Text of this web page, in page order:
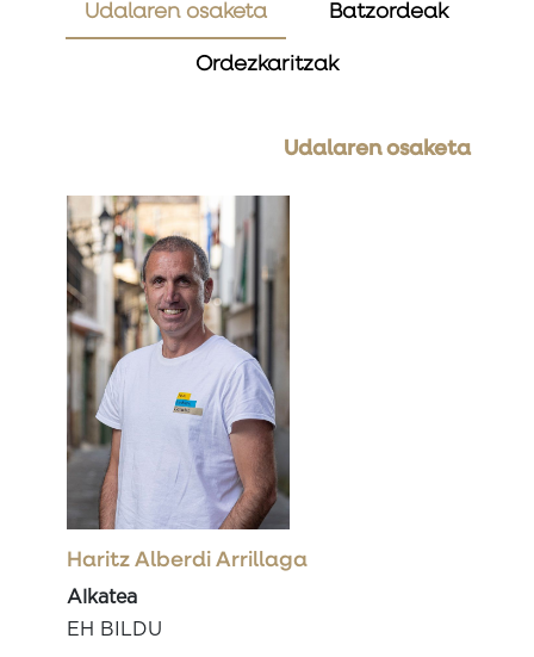
Udalaren osaketa Batzordeak
Ordezkaritzak
Udalaren osaketa
Haritz Alberdi Arrillaga
Alkatea
EH BILDU